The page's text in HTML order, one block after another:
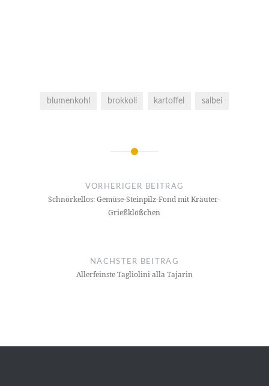
blumenkohl brokkoli kartoffel salbei
Beitragsnavigation
VORHERIGER BEITRAG
Schnörkellos: Gemüse-Steinpilz-Fond mit Kräuter-
Grießklößchen
NÄCHSTER BEITRAG
Allerfeinste Tagliolini alla Tajarin